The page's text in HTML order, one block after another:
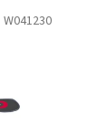
W041230